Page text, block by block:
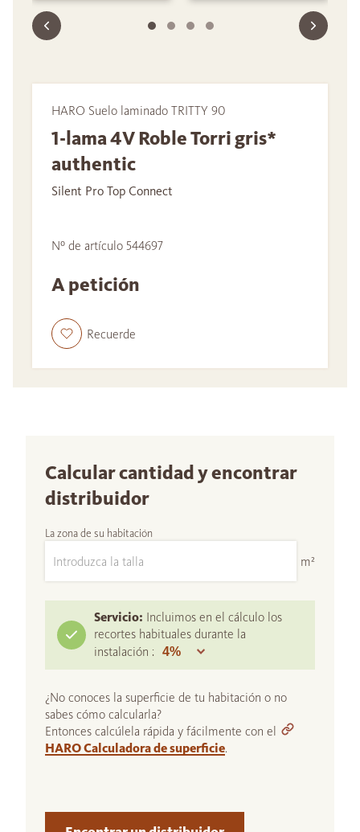
HARO Suelo laminado TRITTY 90
1-lama 4V Roble Torri gris*
authentic
Silent Pro Top Connect
Nº de artículo 544697
A petición
Recuerde
Calcular cantidad y encontrar
distribuidor
La zona de su habitación
m²
Servicio: Incluimos en el cálculo los
recortes habituales durante la
instalación :
¿No conoces la superficie de tu habitación o no
sabes cómo calcularla?
Entonces calcúlela rápida y fácilmente con el
HARO Calculadora de superficie.